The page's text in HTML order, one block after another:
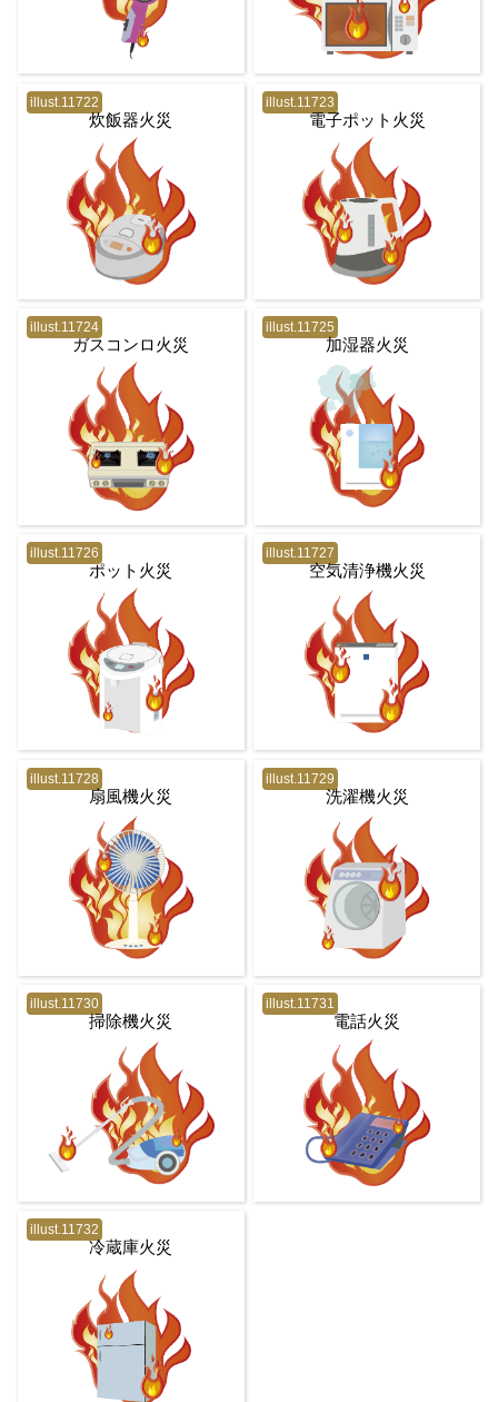
illust.11722
炊飯器火災
illust.11723
電子ポット火災
illust.11724
ガスコンロ火災
illust.11725
加湿器火災
illust.11726
ポット火災
illust.11727
空気清浄機火災
illust.11728
扇風機火災
illust.11729
洗濯機火災
illust.11730
掃除機火災
illust.11731
電話火災
illust.11732
冷蔵庫火災